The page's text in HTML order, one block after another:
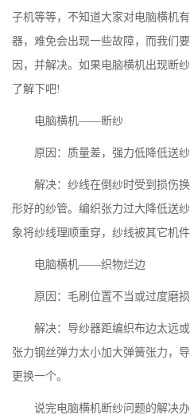
子机等等，不知道大家对电脑横机
器，难免会出现一些故障，而我们
因，并解决。如果电脑横机出现断
了解下吧!
电脑横机——断纱
原因：质量差，强力低降低送纱
解决：纱线在倒纱时受到损伤换
形好的纱管。编织张力过大降低送
象将纱线理顺重穿，纱线被其它机
电脑横机——织物烂边
原因：毛刷位置不当或过度磨损
解决：导纱器距编织布边太远或
张力钢丝弹力太小加大弹簧张力，
更换一个。
说完电脑横机断纱问题的解决办